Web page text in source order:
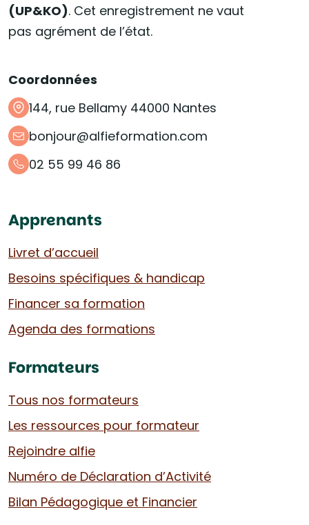
(UP&KO). Cet enregistrement ne vaut
pas agrément de l’état.
Coordonnées
144, rue Bellamy 44000 Nantes
bonjour@alfieformation.com
02 55 99 46 86
Apprenants
Livret d’accueil
Besoins spécifiques & handicap
Financer sa formation
Agenda des formations
Formateurs
Tous nos formateurs
Les ressources pour formateur
Rejoindre alfie
Numéro de Déclaration d’Activité
Bilan Pédagogique et Financier